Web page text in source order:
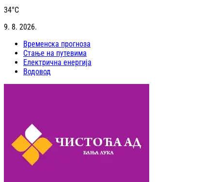
34°C
9. 8. 2026.
Временска прогноза
Стање на путевима
Електрична енергија
Водовод